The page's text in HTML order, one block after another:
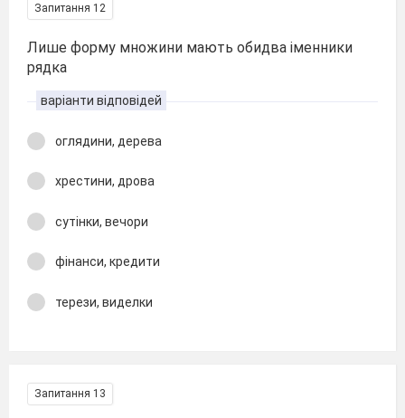
Запитання 12
Лише форму множини мають обидва іменники
рядка
варіанти відповідей
оглядини, дерева
хрестини, дрова
сутінки, вечори
фінанси, кредити
терези, виделки
Запитання 13